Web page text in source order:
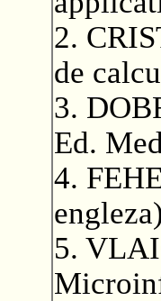
2.
de
3.
Ed.
4.
5.